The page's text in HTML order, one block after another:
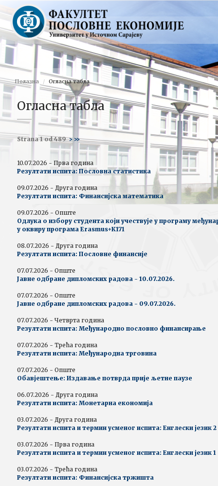
Полазна Огласна табла
Огласна табла
Strana 1 od 489> >>
10.07.2026 - Прва година
Резултати испита: Пословна статистика
09.07.2026 - Друга година
Резултати испита: Финансијска математика
09.07.2026 - Опште
Одлука о избору студента који учествује у програму
у оквиру програма Erasmus+К171
08.07.2026 - Друга година
Резултати испита: Пословне финансије
07.07.2026 - Опште
Јавне одбране дипломских радова - 10.07.2026.
07.07.2026 - Опште
Јавне одбране дипломских радова - 09.07.2026.
07.07.2026 - Четврта година
Резултати испита: Међународно пословно финансирање
07.07.2026 - Трећа година
Резултати испита: Међународна трговина
07.07.2026 - Опште
Обавјештење: Издавање потврда прије љетне паузе
06.07.2026 - Друга година
Резултати испита: Монетарна економија
03.07.2026 - Друга година
Резултати испита и термин усменог испита: Енглески језик 2
03.07.2026 - Прва година
Резултати испита и термин усменог испита: Енглески језик 1
03.07.2026 - Трећа година
Резултати испита: Финансијска тржишта